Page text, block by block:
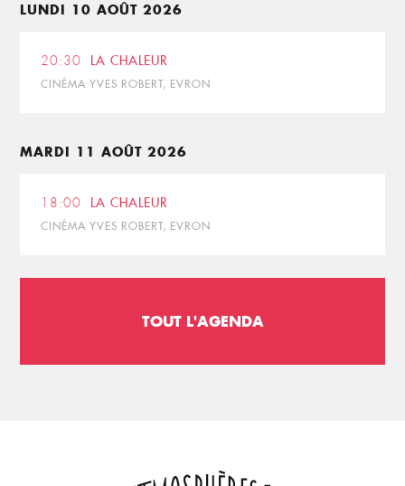
LUNDI 10 AOÛT 2026
20:30 LA CHALEUR
CINÉMA YVES ROBERT, EVRON
MARDI 11 AOÛT 2026
18:00 LA CHALEUR
CINÉMA YVES ROBERT, EVRON
TOUT L'AGENDA